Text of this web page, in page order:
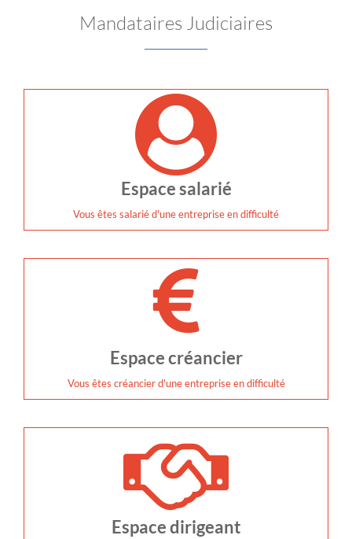
Mandataires Judiciaires
Espace salarié
Vous êtes salarié d'une entreprise en difficulté
Espace créancier
Vous êtes créancier d'une entreprise en difficulté
Espace dirigeant